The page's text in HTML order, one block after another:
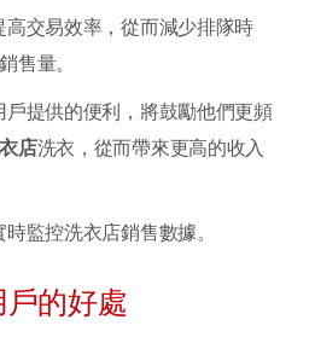
交易效率，從而減少排隊時
售量。
提供的便利，將鼓勵他們更頻
店洗衣，從而帶來更高的收入
監控洗衣店銷售數據。
戶的好處